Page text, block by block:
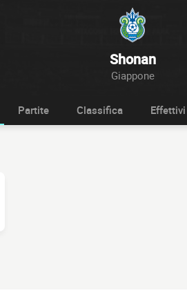
Shonan
Giappone
Partite Classifica Effettivi